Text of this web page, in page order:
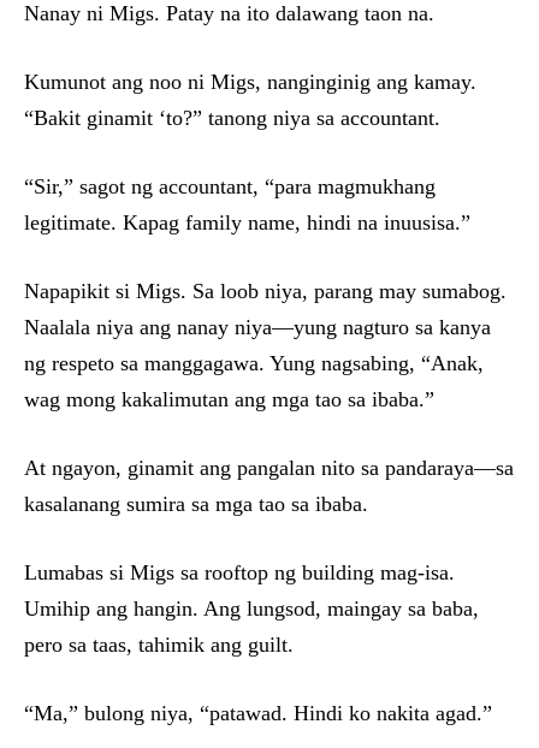
Nanay ni Migs. Patay na ito dalawang taon na.
Kumunot ang noo ni Migs, nanginginig ang kamay.
“Bakit ginamit ‘to?” tanong niya sa accountant.
“Sir,” sagot ng accountant, “para magmukhang
legitimate. Kapag family name, hindi na inuusisa.”
Napapikit si Migs. Sa loob niya, parang may sumabog.
Naalala niya ang nanay niya—yung nagturo sa kanya
ng respeto sa manggagawa. Yung nagsabing, “Anak,
wag mong kakalimutan ang mga tao sa ibaba.”
At ngayon, ginamit ang pangalan nito sa pandaraya—sa
kasalanang sumira sa mga tao sa ibaba.
Lumabas si Migs sa rooftop ng building mag-isa.
Umihip ang hangin. Ang lungsod, maingay sa baba,
pero sa taas, tahimik ang guilt.
“Ma,” bulong niya, “patawad. Hindi ko nakita agad.”